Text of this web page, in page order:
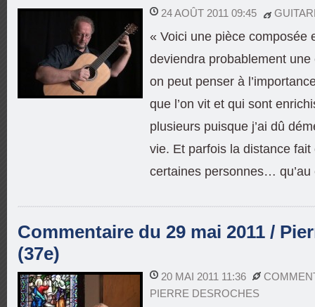
24 AOÛT 2011 09:45
« Voici une pièce composée
deviendra probablement une
on peut penser à
que l’on vit et qui sont
plusieurs puisque j’ai dû
vie. Et parfois la distance fait
certaines personnes… qu’au
Commentaire du 29 mai 2011 /
(37e)
20 MAI 2011 11:36
PIERRE DESROCHES